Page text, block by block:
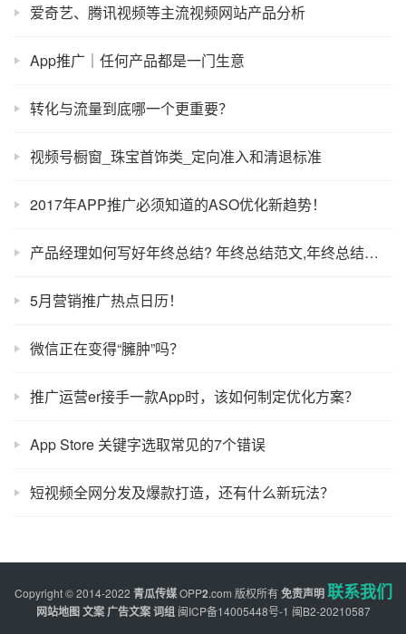
爱奇艺、腾讯视频等主流视频网站产品分析
App推广｜任何产品都是一门生意
转化与流量到底哪一个更重要？
视频号橱窗_珠宝首饰类_定向准入和清退标准
2017年APP推广必须知道的ASO优化新趋势！
产品经理如何写好年终总结? 年终总结范文,年终总结怎么写？
5月营销推广热点日历！
微信正在变得“臃肿”吗？
推广运营er接手一款App时，该如何制定优化方案？
App Store 关键字选取常见的7个错误
短视频全网分发及爆款打造，还有什么新玩法？
Copyright © 2014-2022 青瓜传媒 OPP2.com 版权所有免责声明联系我们
网站地图文案广告文案词组 闽ICP备14005448号-1 闽B2-20210587